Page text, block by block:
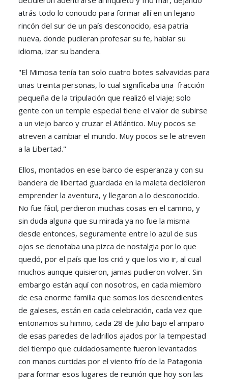
atrás todo lo conocido para formar allí en un lejano
rincón del sur de un país desconocido, esa patria
nueva, donde pudieran profesar su fe, hablar su
idioma, izar su bandera.
"El Mimosa tenía tan solo cuatro botes salvavidas para
unas treinta personas, lo cual significaba una fracción
pequeña de la tripulación que realizó el viaje; solo
gente con un temple especial tiene el valor de subirse
a un viejo barco y cruzar el Atlántico. Muy pocos se
atreven a cambiar el mundo. Muy pocos se le atreven
a la Libertad."
Ellos, montados en ese barco de esperanza y con su
bandera de libertad guardada en la maleta decidieron
emprender la aventura, y llegaron a lo desconocido.
No fue fácil, perdieron muchas cosas en el camino, y
sin duda alguna que su mirada ya no fue la misma
desde entonces, seguramente entre lo azul de sus
ojos se denotaba una pizca de nostalgia por lo que
quedó, por el país que los crió y que los vio ir, al cual
muchos aunque quisieron, jamas pudieron volver. Sin
embargo están aquí con nosotros, en cada miembro
de esa enorme familia que somos los descendientes
de galeses, están en cada celebración, cada vez que
entonamos su himno, cada 28 de Julio bajo el amparo
de esas paredes de ladrillos ajados por la tempestad
del tiempo que cuidadosamente fueron levantados
con manos curtidas por el viento frío de la Patagonia
para formar esos lugares de reunión que hoy son las